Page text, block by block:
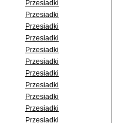
Przesiadki
Przesiadki
Przesiadki
Przesiadki
Przesiadki
Przesiadki
Przesiadki
Przesiadki
Przesiadki
Przesiadki
Przesiadki